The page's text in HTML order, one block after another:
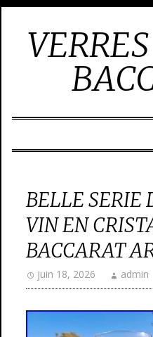
BELLE SERIE
VIN EN
BACCARAT
juin 18, 2026 admin